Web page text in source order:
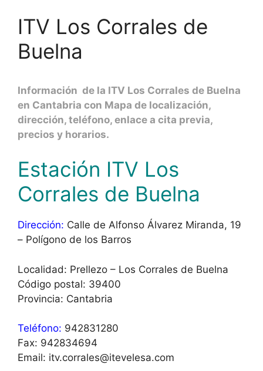
ITV Los Corrales de
Buelna
Información de la ITV Los Corrales de Buelna
en Cantabria con Mapa de localización,
dirección, teléfono, enlace a cita previa,
precios y horarios.
Estación ITV Los
Corrales de Buelna
Dirección: Calle de Alfonso Álvarez Miranda, 19
– Polígono de los Barros
Localidad: Prellezo – Los Corrales de Buelna
Código postal: 39400
Provincia: Cantabria
Teléfono: 942831280
Fax: 942834694
Email: itv.corrales@itevelesa.com